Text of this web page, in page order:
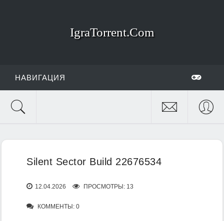
IgraTorrent.Com
НАВИГАЦИЯ
Silent Sector Build 22676534
12.04.2026 ПРОСМОТРЫ: 13
КОММЕНТЫ: 0